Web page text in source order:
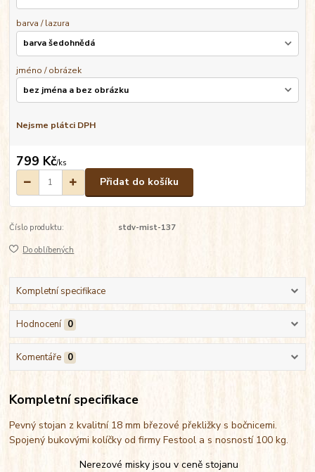
barva / lazura
jméno / obrázek
Nejsme plátci DPH
799 Kč/ks
Přidat do košíku
Číslo produktu: stdv-mist-137
Do oblíbených
Kompletní specifikace
Hodnocení 0
Komentáře 0
Kompletní specifikace
Pevný stojan z kvalitní 18 mm březové překližky s bočnicemi.
Spojený bukovými kolíčky od firmy Festool a s nosností 100 kg.
Nerezové misky jsou v ceně stojanu